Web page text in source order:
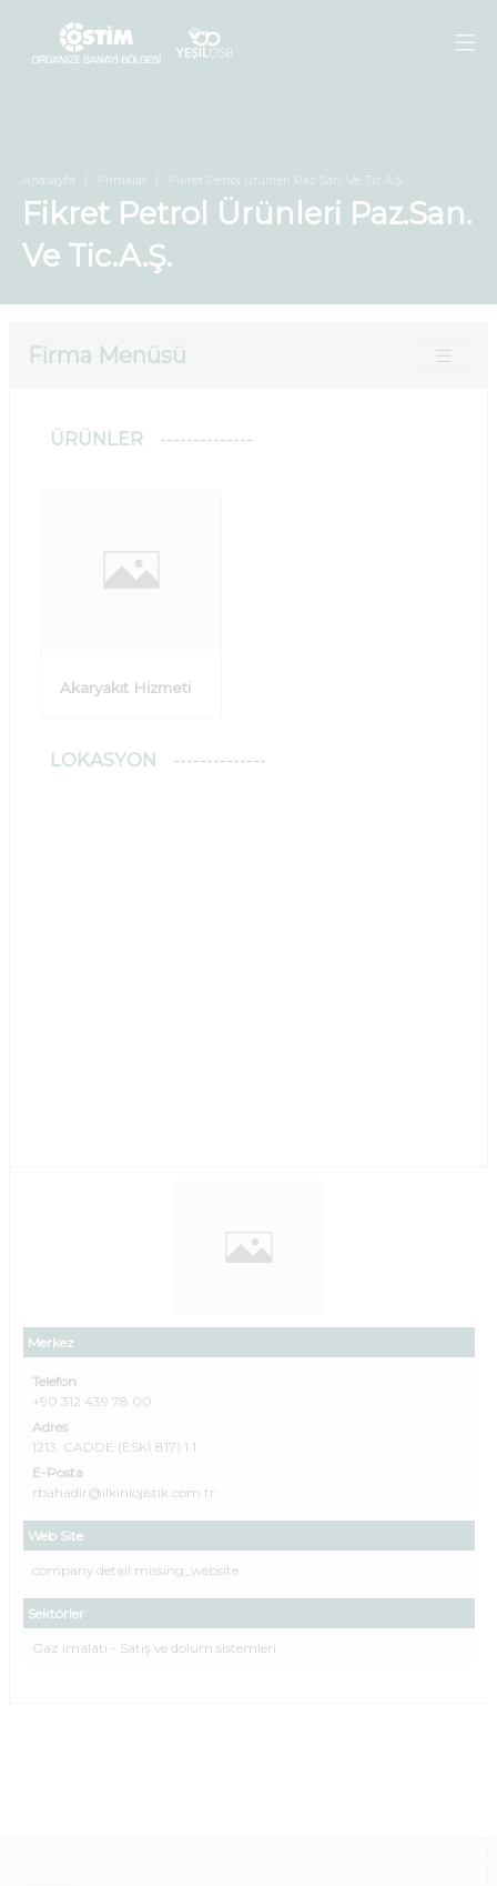
Anasayfa Firmalar Fikret Petrol Ürünleri Paz.San. Ve Tic.A.Ş.
Fikret Petrol Ürünleri Paz.San.
Ve Tic.A.Ş.
Firma Menüsü
Merkez
Telefon
+90 312 439 78 00
Adres
1213. CADDE (ESKİ 817) 1 1
E-Posta
rbahadir@ilkinlojistik.com.tr
Web Site
company.detail.missing_website
Sektörler
Gaz imalatı - Satış ve dolum sistemleri
ÜRÜNLER
Akaryakıt Hizmeti
LOKASYON